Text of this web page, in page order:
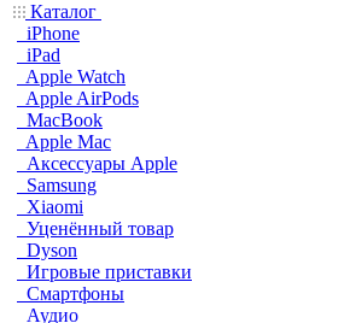
Каталог
iPhone
iPad
Apple Watch
Apple AirPods
MacBook
Apple Mac
Аксессуары Apple
Samsung
Xiaomi
Уценённый товар
Dyson
Игровые приставки
Смартфоны
Аудио